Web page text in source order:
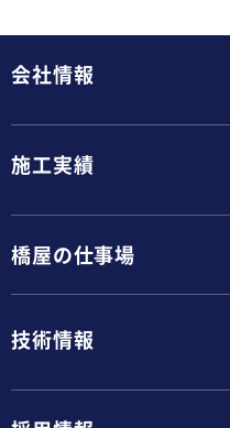
会社情報
施工実績
橋屋の仕事場
技術情報